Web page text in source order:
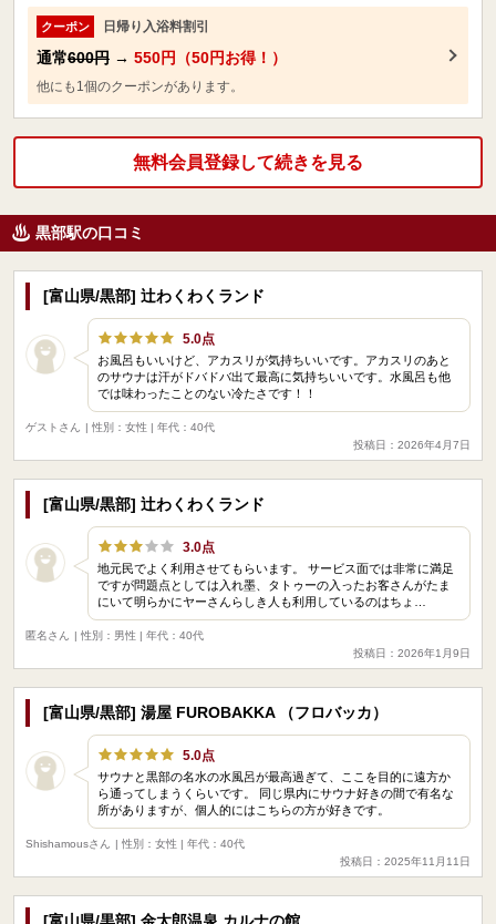
クーポン 日帰り入浴料割引
通常600円 → 550円（50円お得！）
他にも1個のクーポンがあります。
無料会員登録して続きを見る
黒部駅の口コミ
[富山県/黒部] 辻わくわくランド
5.0点
お風呂もいいけど、アカスリが気持ちいいです。アカスリのあと
のサウナは汗がドバドバ出て最高に気持ちいいです。水風呂も他
では味わったことのない冷たさです！！
ゲストさん
| 性別：女性 | 年代：40代
投稿日：2026年4月7日
[富山県/黒部] 辻わくわくランド
3.0点
地元民でよく利用させてもらいます。 サービス面では非常に満足
ですが問題点としては入れ墨、タトゥーの入ったお客さんがたま
にいて明らかにヤーさんらしき人も利用しているのはちょ…
匿名さん
| 性別：男性 | 年代：40代
投稿日：2026年1月9日
[富山県/黒部] 湯屋 FUROBAKKA （フロバッカ）
5.0点
サウナと黒部の名水の水風呂が最高過ぎて、ここを目的に遠方か
ら通ってしまうくらいです。 同じ県内にサウナ好きの間で有名な
所がありますが、個人的にはこちらの方が好きです。
Shishamousさん
| 性別：女性 | 年代：40代
投稿日：2025年11月11日
[富山県/黒部] 金太郎温泉 カルナの館